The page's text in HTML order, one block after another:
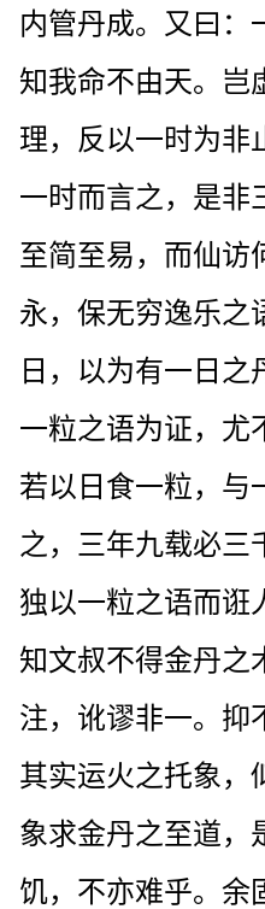
内管丹成。又曰：
知我命不由天。岂
理，反以一时为非
一时而言之，是非
至简至易，而仙访
永，保无穷逸乐之
日，以为有一日
一粒之语为证，尤
若以日食一粒，与
之，三年九载必三
独以一粒之语而诳
知文叔不得金丹之
注，讹谬非一。抑
其实运火之托象，
象求金丹之至道，
饥，不亦难乎。余